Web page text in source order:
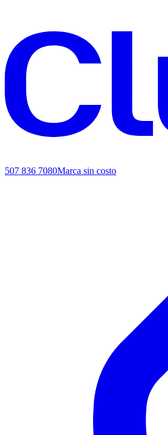
507 836 7080Marca sin costo